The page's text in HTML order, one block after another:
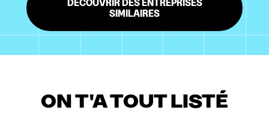
SIMILAIRES
ON T'A TOUT LISTÉ